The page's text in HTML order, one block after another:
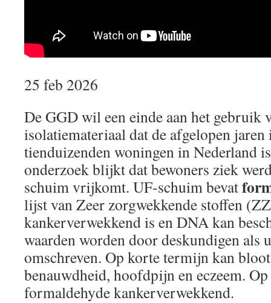
25 feb 2026
De GGD wil een einde aan het gebruik
isolatiemateriaal dat de afgelopen
tienduizenden woningen in Nederland
onderzoek blijkt dat bewoners ziek
schuim vrijkomt. UF-schuim bevat
lijst van Zeer zorgwekkende stoffen
kankerverwekkend is en DNA kan
waarden worden door deskundigen als
omschreven. Op korte termijn kan
benauwdheid, hoofdpijn en eczeem.
formaldehyde kankerverwekkend.